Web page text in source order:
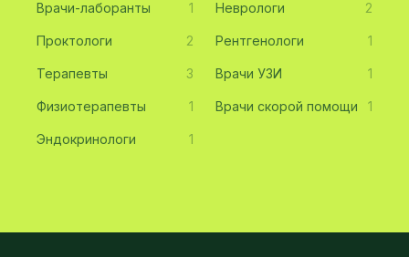
Врачи-лаборанты 1 Неврологи 2
Проктологи 2 Рентгенологи 1
Терапевты 3 Врачи УЗИ 1
Физиотерапевты 1 Врачи скорой помощи 1
Эндокринологи 1